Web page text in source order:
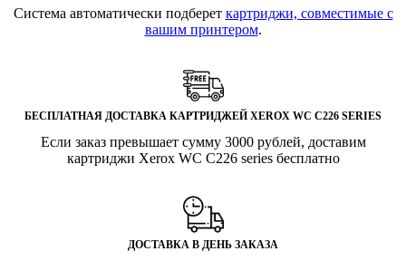
Система автоматически подберет картриджи, совместимые с
вашим принтером.
БЕСПЛАТНАЯ ДОСТАВКА КАРТРИДЖЕЙ XEROX WC C226 SERIES
Если заказ превышает сумму 3000 рублей, доставим
картриджи Xerox WC C226 series бесплатно
ДОСТАВКА В ДЕНЬ ЗАКАЗА